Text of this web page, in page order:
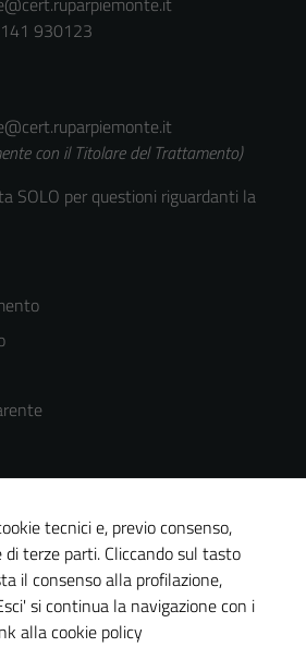
930123
con il Titolare del Trattamento)
SOLO per questioni riguardanti la
sito
tecnici e, previo consenso,
terze parti. Cliccando sul tasto
il consenso alla profilazione,
si continua la navigazione con i
alla cookie policy
Tecnici
Questi cookie
sono necessari
per il